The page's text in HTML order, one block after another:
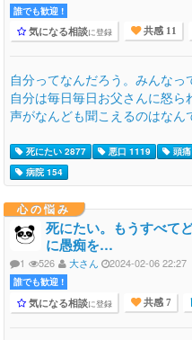
誰でも歓迎 !
気になる相談に登録 共感 11
自分ってなんだろう。みんなっ
自分は毎日毎日お父さんに怒
声がなんども聞こえるのはなん
死にたい 2877 悪口 1119 頭
病院 154
心の悩み
死にたい。もうすべて
に愚痴を…
1 526 大さん 2024-02-06 22:27
誰でも歓迎 !
気になる相談に登録 共感 7